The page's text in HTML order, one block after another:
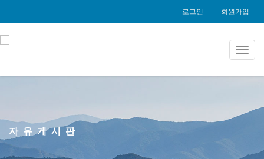
로그인 회원가입
자유게시판